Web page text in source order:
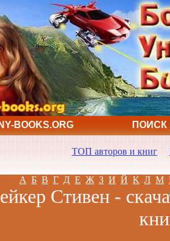
BOOKS.ORG ПОИСК
ТОП авторов и книг
А Б В Г Д Е Ж З И Й К Л М
Стивен -